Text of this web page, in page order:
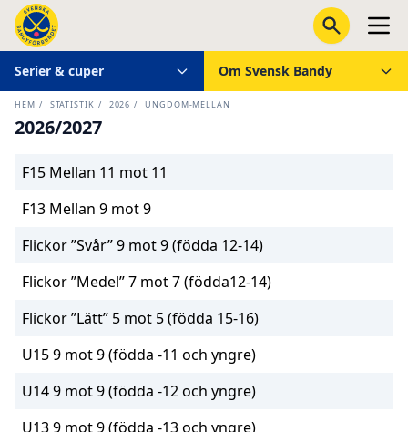
Serier & cuper Om Svensk Bandy
HEM / STATISTIK / 2026 / UNGDOM-MELLAN
2026/2027
F15 Mellan 11 mot 11
F13 Mellan 9 mot 9
Flickor ”Svår” 9 mot 9 (födda 12-14)
Flickor ”Medel” 7 mot 7 (födda12-14)
Flickor ”Lätt” 5 mot 5 (födda 15-16)
U15 9 mot 9 (födda -11 och yngre)
U14 9 mot 9 (födda -12 och yngre)
U13 9 mot 9 (födda -13 och yngre)